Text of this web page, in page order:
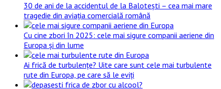
30 de ani de la accidentul de la Balotești – cea mai mare
tragedie din aviația comercială română
Cu cine zbori în 2025: cele mai sigure companii aeriene din
Europa și din lume
Ai frică de turbulențe? Uite care sunt cele mai turbulente
rute din Europa, pe care să le eviți